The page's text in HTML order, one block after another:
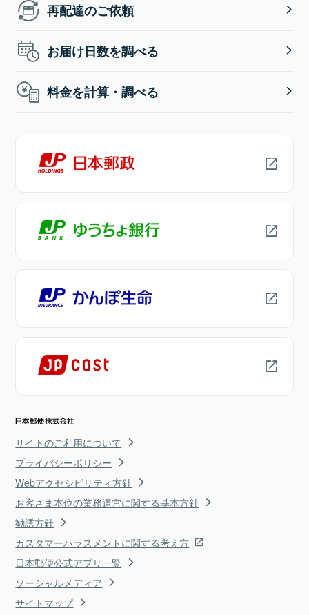
再配達のご依頼
お届け日数を調べる
料金を計算・調べる
サイトのご利用について
プライバシーポリシー
Webアクセシビリティ方針
お客さま本位の業務運営に関する基本方針
勧誘方針
カスタマーハラスメントに関する考え方
日本郵便公式アプリ一覧
ソーシャルメディア
サイトマップ